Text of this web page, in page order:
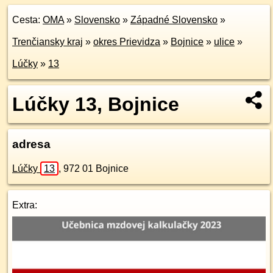
Cesta: OMA» Slovensko » Západné Slovensko »
Trenčiansky kraj » okres Prievidza » Bojnice » ulice »
Lúčky » 13
Lúčky 13, Bojnice
adresa
Lúčky 13 , 972 01 Bojnice
Extra: